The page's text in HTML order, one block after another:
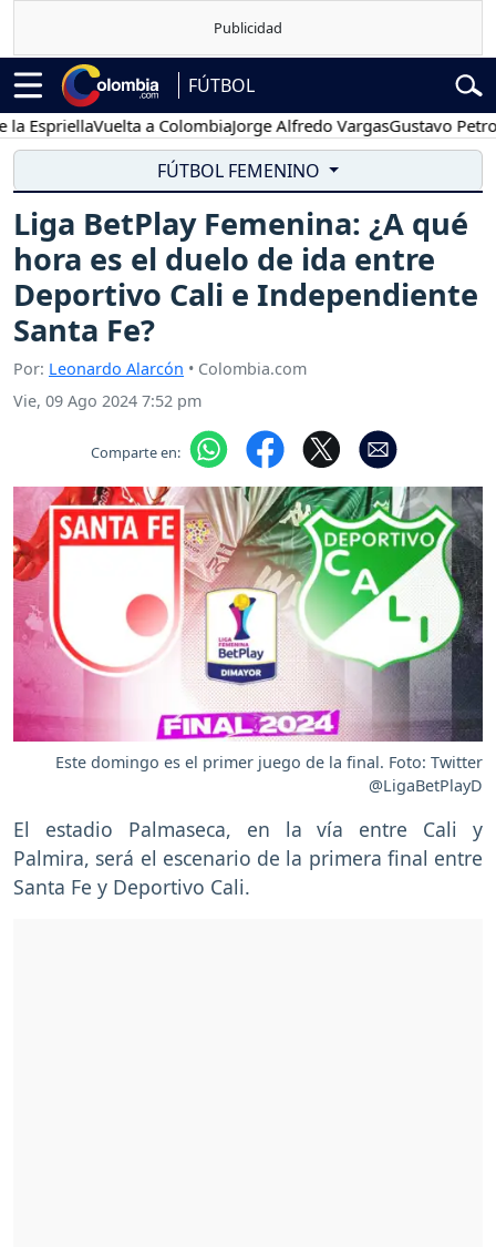
FÚTBOL
Vuelta a ColombiaJorge Alfredo VargasGustavo Petro
FÚTBOL FEMENINO
Liga BetPlay Femenina: ¿A qué
hora es el duelo de ida entre
Deportivo Cali e Independiente
Santa Fe?
Por: Leonardo Alarcón • Colombia.com
Vie, 09 Ago 2024 7:52 pm
Comparte en:
Este domingo es el primer juego de la final. Foto: Twitter
@LigaBetPlayD
El estadio Palmaseca, en la vía entre Cali y
Palmira, será el escenario de la primera final entre
Santa Fe y Deportivo Cali.